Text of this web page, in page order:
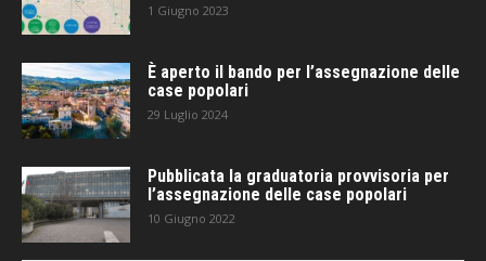
1 Giugno 2023
È aperto il bando per l’assegnazione delle
case popolari
29 Luglio 2024
Pubblicata la graduatoria provvisoria per
l’assegnazione delle case popolari
10 Giugno 2022